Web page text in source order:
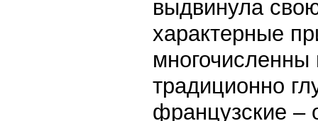
выдвинула
характерные
многочисленны
традиционно
французские –